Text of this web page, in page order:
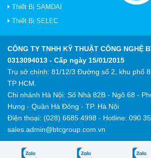
Thiết Bị SAMDAI
Thiết Bị SELEC
CÔNG TY TNHH KỸ THUẬT CÔNG NGHỆ
0313094013 - Cấp ngày 15/01/2015
Trụ sở chính: 81/12/3 Đường số 2, khu phố
TP HCM.
Chi nhánh Hà Nội: Số Nhà 82B - Ngõ 68 -
Hưng - Quận Hà Đông - TP. Hà Nội
Điện thoại: (028) 6685 4998 - Hotline: 090
sales.admin@btcgroup.com.vn